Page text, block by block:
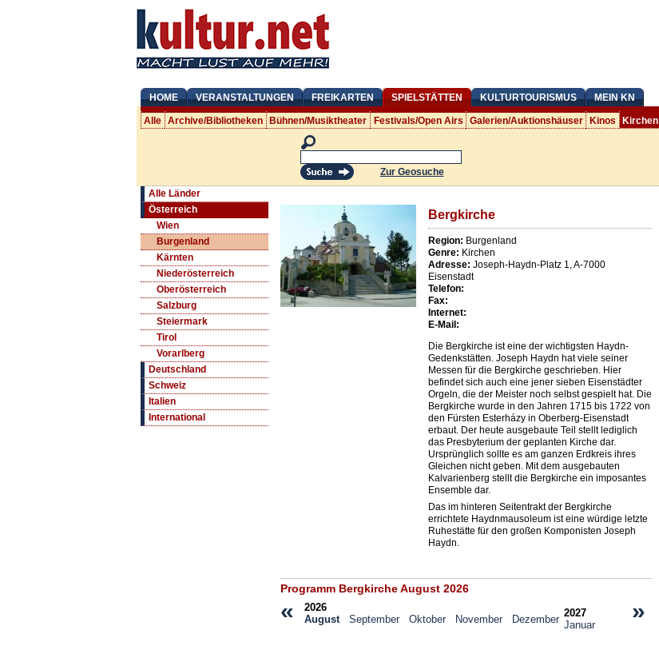
HOME VERANSTALTUNGEN FREIKARTEN SPIELSTÄTTEN KULTURTOURISMUS MEIN KN
Alle Archive/Bibliotheken Bühnen/Musiktheater Festivals/Open Airs Galerien/Auktionshäuser Kinos Kirchen
Zur Geosuche
Alle Länder
Österreich
Wien
Burgenland
Kärnten
Niederösterreich
Oberösterreich
Salzburg
Steiermark
Tirol
Vorarlberg
Deutschland
Schweiz
Italien
International
Bergkirche
Region: Burgenland
Genre: Kirchen
Adresse: Joseph-Haydn-Platz 1,A-7000
Eisenstadt
Telefon:
Fax:
Internet:
E-Mail:
Die Bergkirche ist eine der wichtigsten Haydn-
Gedenkstätten. Joseph Haydn hat viele seiner
Messen für die Bergkirche geschrieben. Hier
befindet sich auch eine jener sieben Eisenstädter
Orgeln, die der Meister noch selbst gespielt hat. Die
Bergkirche wurde in den Jahren 1715 bis 1722 von
den Fürsten Esterházy in Oberberg-Eisenstadt
erbaut. Der heute ausgebaute Teil stellt lediglich
das Presbyterium der geplanten Kirche dar.
Ursprünglich sollte es am ganzen Erdkreis ihres
Gleichen nicht geben. Mit dem ausgebauten
Kalvarienberg stellt die Bergkirche ein imposantes
Ensemble dar.
Das im hinteren Seitentrakt der Bergkirche
errichtete Haydnmausoleum ist eine würdige letzte
Ruhestätte für den großen Komponisten Joseph
Haydn.
Programm Bergkirche August 2026
« »
2026
August
September Oktober November Dezember
2027
Januar